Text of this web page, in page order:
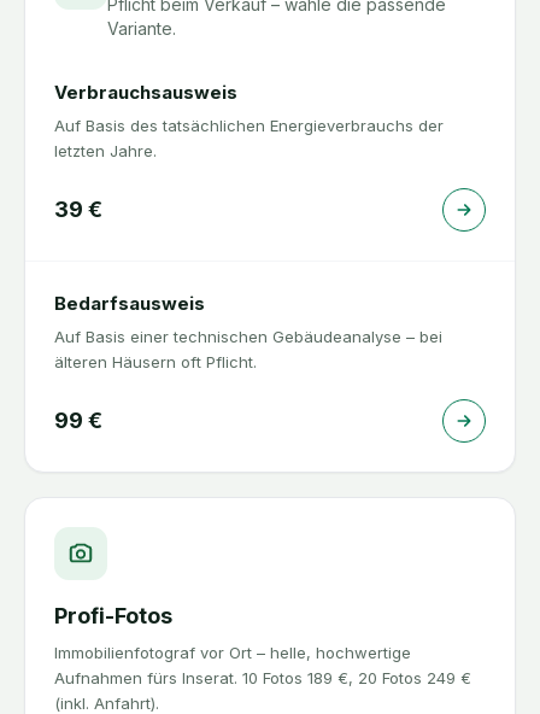
Pflicht beim Verkauf – wähle die passende
Variante.
Verbrauchsausweis
Auf Basis des tatsächlichen Energieverbrauchs der
letzten Jahre.
39 €
Bedarfsausweis
Auf Basis einer technischen Gebäudeanalyse – bei
älteren Häusern oft Pflicht.
99 €
Profi-Fotos
Immobilienfotograf vor Ort – helle, hochwertige
Aufnahmen fürs Inserat. 10 Fotos 189 €, 20 Fotos 249 €
(inkl. Anfahrt).